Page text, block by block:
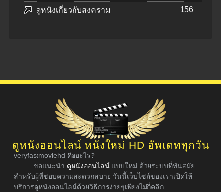
ดูหนังเกี่ยวกับสงคราม 156
ดูหนังออนไลน์ หนังใหม่ HD อัพเดททุกวัน
veryfastmoviehd คืออะไร?
ขอแนะนำ ดูหนังออนไลน์ แบบใหม่ ด้วยระบบที่ทันสมัย
สำหรับผู้ที่ชอบความสะดวกสบาย วันนี้เว็บไซต์ของเราเปิดให้
บริการดูหนังออนไลน์ด้วยวิธีการง่ายๆเพียงไม่กี่คลิก